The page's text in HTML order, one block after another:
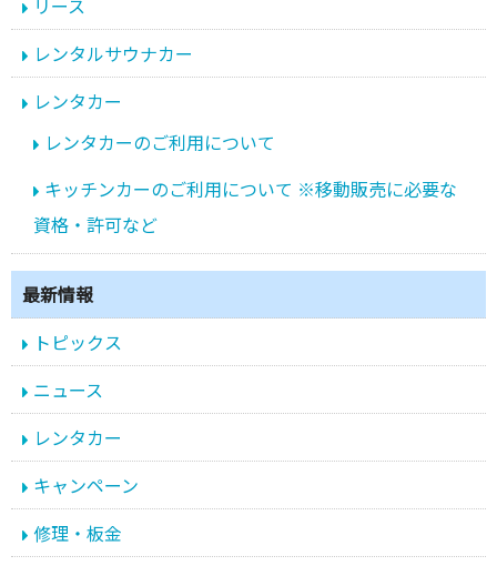
リース
レンタルサウナカー
レンタカー
レンタカーのご利用について
キッチンカーのご利用について ※移動販売に必要な
資格・許可など
最新情報
トピックス
ニュース
レンタカー
キャンペーン
修理・板金